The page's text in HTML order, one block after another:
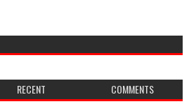
RECENT COMMENTS